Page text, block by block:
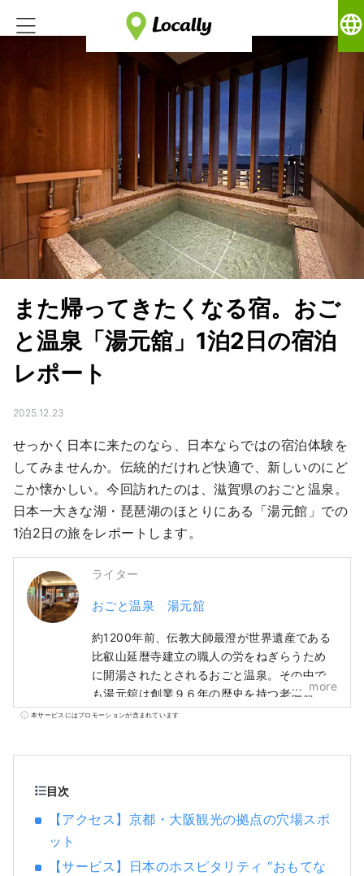
language
また帰ってきたくなる宿。おご
と温泉「湯元舘」1泊2日の宿泊
レポート
2025.12.23
せっかく日本に来たのなら、日本ならではの宿泊体験を
してみませんか。伝統的だけれど快適で、新しいのにど
こか懐かしい。今回訪れたのは、滋賀県のおごと温泉。
日本一大きな湖・琵琶湖のほとりにある「湯元館」での
1泊2日の旅をレポートします。
ライター
おごと温泉 湯元舘
約1200年前、伝教大師最澄が世界遺産である
比叡山延暦寺建立の職人の労をねぎらうため
に開湯されたとされるおごと温泉。その中で
も湯元舘は創業９６年の歴史を持つ老舗旅
館。11階からびわ湖を望む露天風呂や森の中
系など自然と和のぬくもりを感じる事ができ
more
本サービスにはプロモーションが含まれています
目次
【アクセス】京都・大阪観光の拠点の穴場スポ
ット
【サービス】日本のホスピタリティ “おもてな